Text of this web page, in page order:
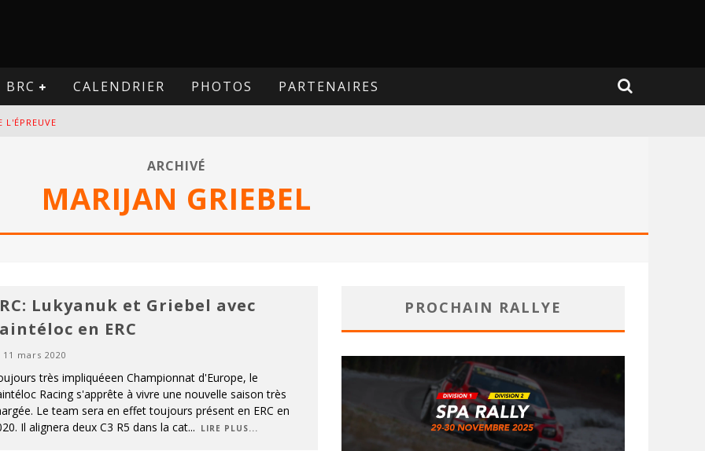
BRC CALENDRIER PHOTOS PARTENAIRES
L'ÉPREUVE
ARCHIVÉ
MARIJAN GRIEBEL
Lukyanuk et Griebel avec
en ERC
11 mars 2020
très impliquéeen Championnat d'Europe, le
Racing s'apprête à vivre une nouvelle saison très
Le team sera en effet toujours présent en ERC en
Il alignera deux C3 R5 dans la cat... LIRE PLUS...
PROCHAIN RALLYE